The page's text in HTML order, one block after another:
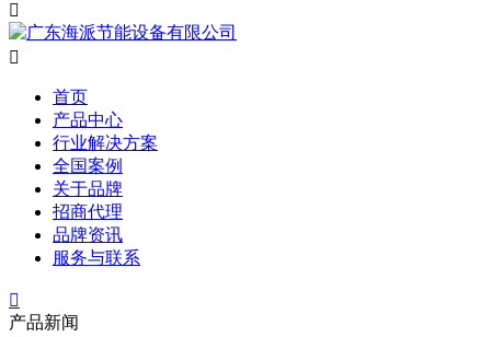


首页
产品中心
行业解决方案
全国案例
关于品牌
招商代理
品牌资讯
服务与联系

产品新闻